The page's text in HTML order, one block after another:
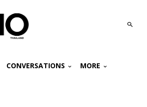
CONVERSATIONS MORE